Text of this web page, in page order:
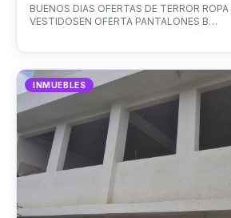
BUENOS DIAS OFERTAS DE TERROR
VESTIDOSEN OFERTA PANTALONES B…
INMUEBLES